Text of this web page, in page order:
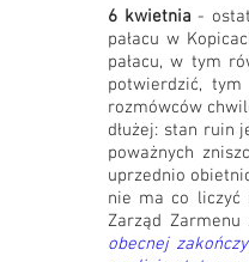
6 kwietnia -
pałacu w
pałacu, w tym
potwierdzić,
rozmówców
dłużej: stan ruin
poważnych
uprzednio
nie ma co liczyć
Zarząd
obecnej